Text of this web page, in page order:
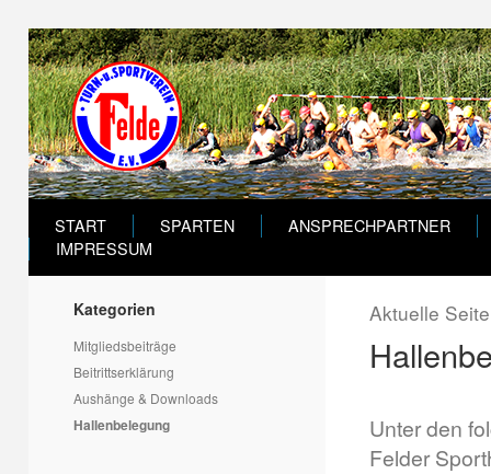
START SPARTEN
ANSPRECHPARTNER
IMPRESSUM
Kategorien
Mitgliedsbeiträge
Beitrittserklärung
Aushänge & Downloads
Hallenbelegung
Aktuelle
Unter den
Felder